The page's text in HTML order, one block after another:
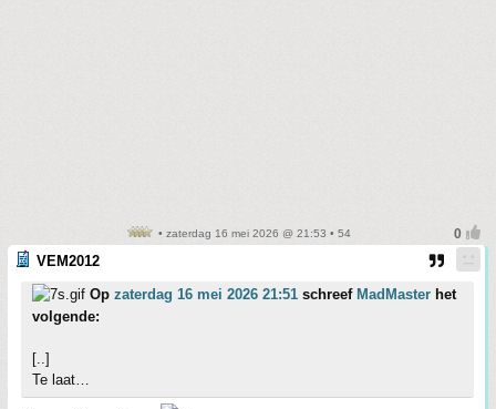
• zaterdag 16 mei 2026 @ 21:53 • 54
VEM2012
Op zaterdag 16 mei 2026 21:51 schreef MadMaster het
volgende:
[..]
Te laat…